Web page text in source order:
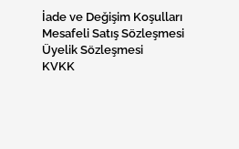
İade ve Değişim Koşulları
Mesafeli Satış Sözleşmesi
Üyelik Sözleşmesi
KVKK